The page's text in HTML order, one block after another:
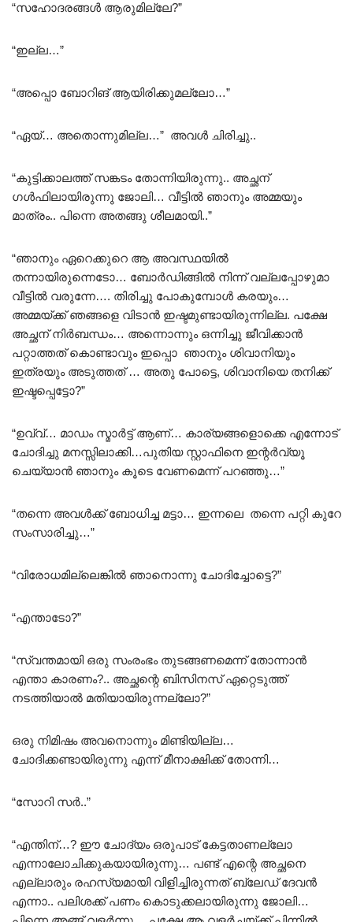
“സഹോദരങ്ങൾ ആരുമില്ലേ?”
“ഇല്ല…”
“അപ്പൊ ബോറിങ് ആയിരിക്കുമല്ലോ…”
“ഏയ്… അതൊന്നുമില്ല…” അവൾ ചിരിച്ചു..
“കുട്ടിക്കാലത്ത് സങ്കടം തോന്നിയിരുന്നു.. അച്ഛന്
ഗൾഫിലായിരുന്നു ജോലി… വീട്ടിൽ ഞാനും അമ്മയും
മാത്രം.. പിന്നെ അതങ്ങു ശീലമായി..”
“ഞാനും ഏറെക്കുറെ ആ അവസ്ഥയിൽ
തന്നായിരുന്നെടോ… ബോർഡിങ്ങിൽ നിന്ന് വല്ലപ്പോഴുമാ
വീട്ടിൽ വരുന്നേ…. തിരിച്ചു പോകുമ്പോൾ കരയും…
അമ്മയ്ക്ക് ഞങ്ങളെ വിടാൻ ഇഷ്ടമുണ്ടായിരുന്നില്ല. പക്ഷേ
അച്ഛന് നിർബന്ധം… അന്നൊന്നും ഒന്നിച്ചു ജീവിക്കാൻ
പറ്റാത്തത് കൊണ്ടാവും ഇപ്പൊ ഞാനും ശിവാനിയും
ഇത്രയും അടുത്തത് … അതു പോട്ടെ, ശിവാനിയെ തനിക്ക്
ഇഷ്ടപ്പെട്ടോ?”
“ഉവ്വ്… മാഡം സ്മാർട്ട്‌ ആണ്… കാര്യങ്ങളൊക്കെ എന്നോട്
ചോദിച്ചു മനസ്സിലാക്കി…പുതിയ സ്റ്റാഫിനെ ഇന്റർവ്യൂ
ചെയ്യാൻ ഞാനും കൂടെ വേണമെന്ന് പറഞ്ഞു…”
“തന്നെ അവൾക്ക് ബോധിച്ച മട്ടാ… ഇന്നലെ തന്നെ പറ്റി കുറേ
സംസാരിച്ചു…”
“വിരോധമില്ലെങ്കിൽ ഞാനൊന്നു ചോദിച്ചോട്ടെ?”
“എന്താടോ?”
“സ്വന്തമായി ഒരു സംരംഭം തുടങ്ങണമെന്ന് തോന്നാൻ
എന്താ കാരണം?.. അച്ഛന്റെ ബിസിനസ് ഏറ്റെടുത്ത്
നടത്തിയാൽ മതിയായിരുന്നല്ലോ?”
ഒരു നിമിഷം അവനൊന്നും മിണ്ടിയില്ല…
ചോദിക്കണ്ടായിരുന്നു എന്ന് മീനാക്ഷിക്ക് തോന്നി…
“സോറി സർ..”
“എന്തിന്…? ഈ ചോദ്യം ഒരുപാട് കേട്ടതാണല്ലോ
എന്നാലോചിക്കുകയായിരുന്നു… പണ്ട് എന്റെ അച്ഛനെ
എല്ലാരും രഹസ്യമായി വിളിച്ചിരുന്നത് ബ്ലേഡ് ദേവൻ
എന്നാ.. പലിശക്ക് പണം കൊടുക്കലായിരുന്നു ജോലി…